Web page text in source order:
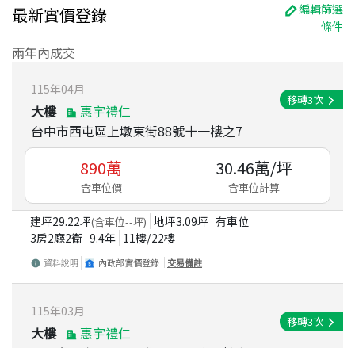
最新實價登錄
編輯篩選
條件
兩年內成交
115年04月
大樓
惠宇禮仁
台中市西屯區上墩東街88號十一樓之7
移轉3次
890萬
含車位價
30.46萬/坪
含車位計算
建坪29.22坪(含車位--坪) 地坪3.09坪 有車位
3房2廳2衛 9.4年 11樓/22樓
資料說明 內政部實價登錄 交易備註
115年03月
大樓
惠宇禮仁
移轉3次